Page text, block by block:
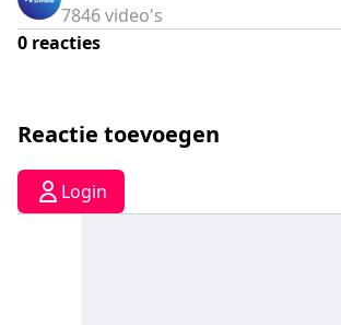
7846video's
0 reacties
Reactie toevoegen
Login